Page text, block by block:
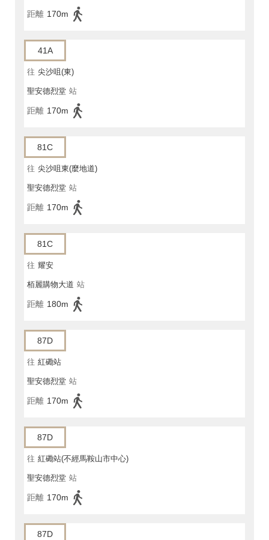
距離 170m
41A
往 尖沙咀(東)
聖安德烈堂 站
距離 170m
81C
往 尖沙咀東(麼地道)
聖安德烈堂 站
距離 170m
81C
往 耀安
栢麗購物大道 站
距離 180m
87D
往 紅磡站
聖安德烈堂 站
距離 170m
87D
往 紅磡站(不經馬鞍山市中心)
聖安德烈堂 站
距離 170m
87D